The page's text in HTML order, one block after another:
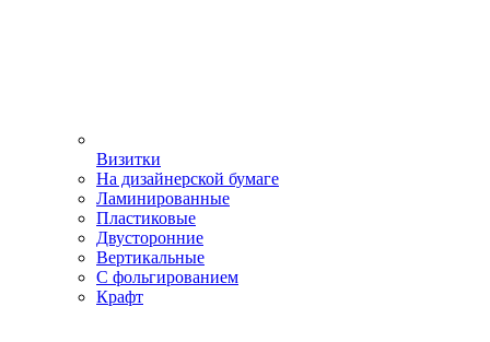
Визитки
На дизайнерской бумаге
Ламинированные
Пластиковые
Двусторонние
Вертикальные
С фольгированием
Крафт